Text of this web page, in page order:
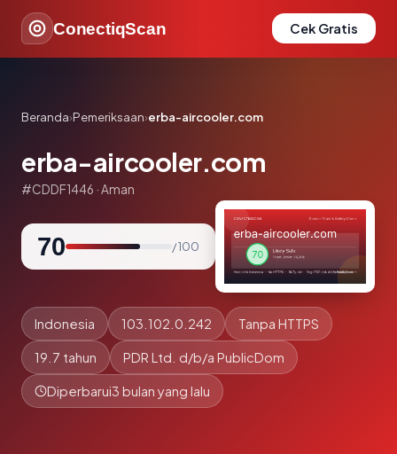
ConectiqScan Cek Gratis
Beranda›Pemeriksaan›erba-aircooler.com
erba-aircooler.com
#CDDF1446 · Aman
70 / 100
Indonesia 103.102.0.242 Tanpa HTTPS
19.7 tahun PDR Ltd. d/b/a PublicDom
Diperbarui3 bulan yang lalu